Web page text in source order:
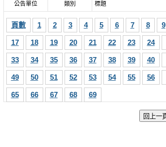
公告單位 類別 標題
頁數 1 2 3 4 5 6 7 8 9
17 18 19 20 21 22 23 24
33 34 35 36 37 38 39 40
49 50 51 52 53 54 55 56
65 66 67 68 69